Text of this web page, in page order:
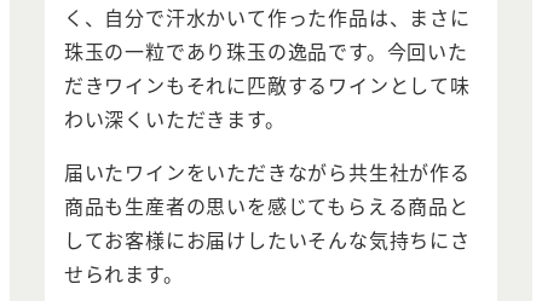
く、自分で汗水かいて作った作品は、まさに
珠玉の一粒であり珠玉の逸品です。今回いた
だきワインもそれに匹敵するワインとして味
わい深くいただきます。
届いたワインをいただきながら共生社が作る
商品も生産者の思いを感じてもらえる商品と
してお客様にお届けしたいそんな気持ちにさ
せられます。